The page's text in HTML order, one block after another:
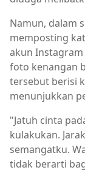
Namun, dalam
memposting
akun
foto kenangan
tersebut berisi
menunjukkan
"Jatuh cinta
kulakukan.
semangatku.
tidak berarti